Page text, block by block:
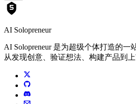
AI Solopreneur
AI Solopreneur 是为超级个体打造的一
从发现创意、验证想法、构建产品到